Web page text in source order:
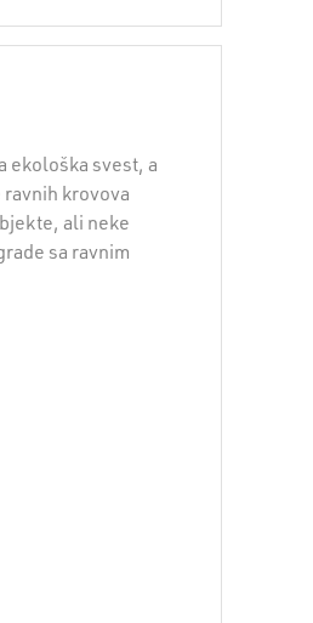
ekološka svest, a
krovova
ali neke
sa ravnim